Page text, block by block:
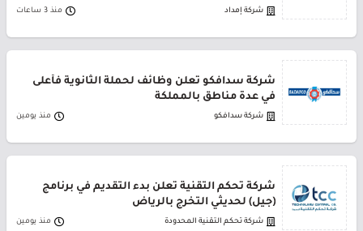
شركة إمداد منذ 3 ساعات
شركة سدافكو تعلن وظائف لحملة الثانوية فأعلى
في عدة مناطق بالمملكة
شركة سدافكو منذ يومين
شركة تحكم التقنية تعلن بدء التقديم في برنامج
(جيل) لحديثي التخرج بالرياض
شركة تحكم التقنية المحدودة منذ يومين